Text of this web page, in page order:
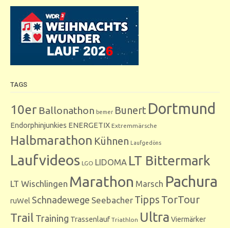
TAGS
10er Ballonathon bemer Bunert Dortmund
Endorphinjunkies ENERGETIX Extremmärsche
Halbmarathon Kühnen Laufgedöns
Laufvideos LGO LIDOMA LT Bittermark
LT Wischlingen Marathon Marsch Pachura
ruWel Schnadewege Seebacher Tipps TorTour
Trail Training Trassenlauf Triathlon Ultra Viermärker